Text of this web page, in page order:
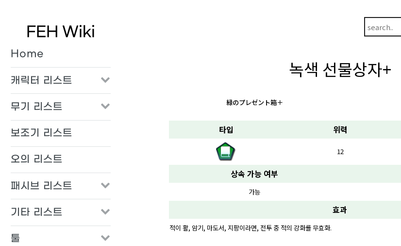
FEH Wiki
Home
캐릭터 리스트
무기 리스트
보조기 리스트
오의 리스트
패시브 리스트
기타 리스트
툴
녹색 선물상자+
緑のプレゼント箱＋
타입 위력
12
상속 가능 여부
가능
효과
적이 활, 암기, 마도서, 지팡이라면, 전투 중 적의 강화를 무효화.